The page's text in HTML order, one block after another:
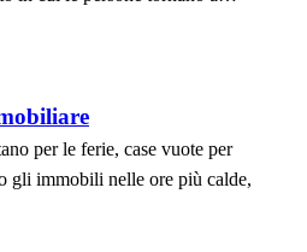
per le ferie, case vuote per
gli immobili nelle ore più calde,